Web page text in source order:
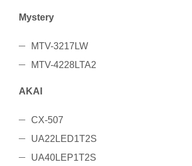
Mystery
MTV-3217LW
MTV-4228LTA2
AKAI
CX-507
UA22LED1T2S
UA40LEP1T2S